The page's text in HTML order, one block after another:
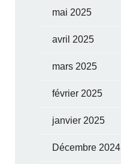
mai 2025
avril 2025
mars 2025
février 2025
janvier 2025
Décembre 2024